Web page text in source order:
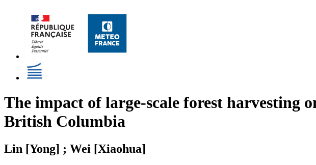
The impact of large-scale forest harvesting
British Columbia
Lin [Yong] ; Wei [Xiaohua]